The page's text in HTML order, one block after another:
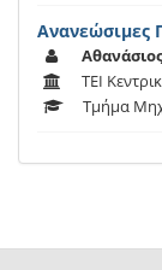
Ανανεώσιμες
ΤΕΙ
Τμήμα